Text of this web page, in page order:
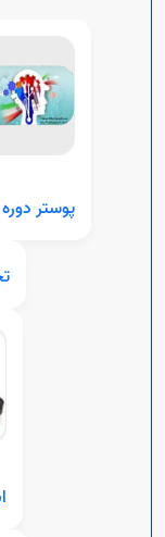
پوستر دوره 21